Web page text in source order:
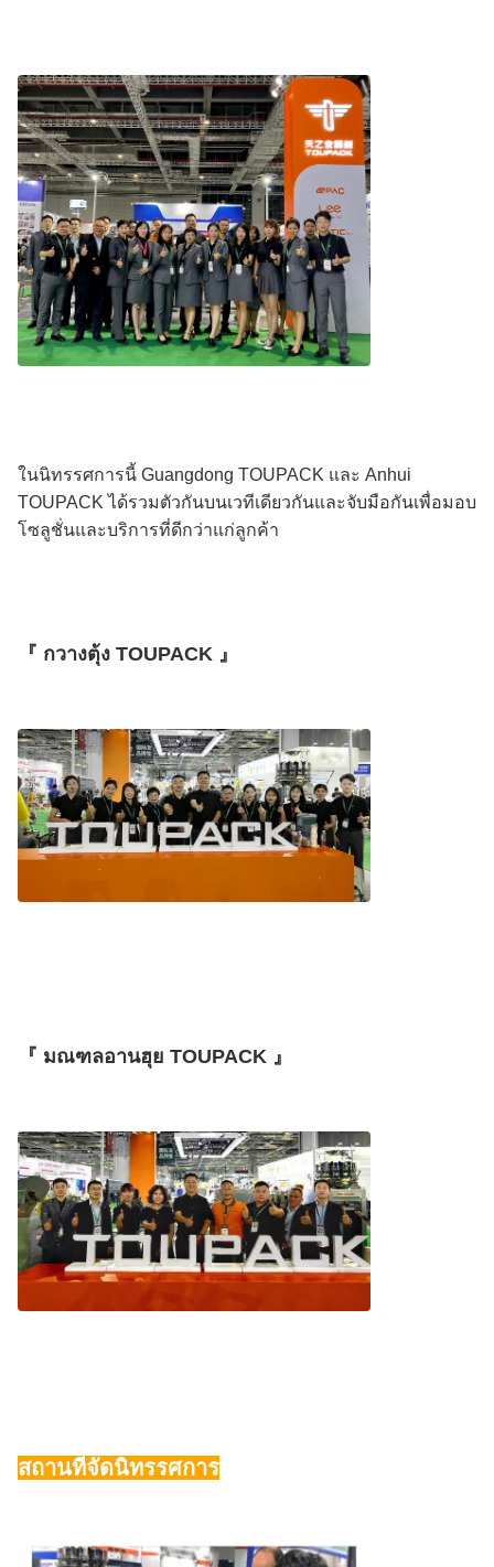
ในนิทรรศการนี้ Guangdong TOUPACK และ Anhui
TOUPACK ได้รวมตัวกันบนเวทีเดียวกันและจับมือกันเพื่อมอบ
โซลูชั่นและบริการที่ดีกว่าแก่ลูกค้า
『 กวางตุ้ง TOUPACK 』
『 มณฑลอานฮุย TOUPACK 』
สถานที่จัดนิทรรศการ